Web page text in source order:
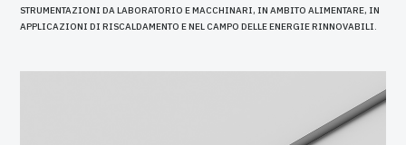
STRUMENTAZIONI DA LABORATORIO E MACCHINARI, IN AMBITO ALIMENTARE, IN
APPLICAZIONI DI RISCALDAMENTO E NEL CAMPO DELLE ENERGIE RINNOVABILI.